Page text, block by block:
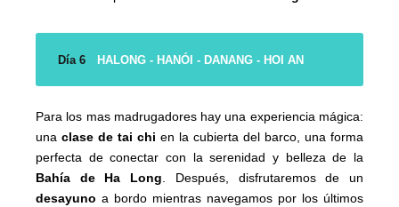
Día 6 HALONG - HANÓI - DANANG - HOI AN
Para los mas madrugadores hay una experiencia mágica:
una clase de tai chi en la cubierta del barco, una forma
perfecta de conectar con la serenidad y belleza de la
Bahía de Ha Long. Después, disfrutaremos de un
desayuno a bordo mientras navegamos por los últimos